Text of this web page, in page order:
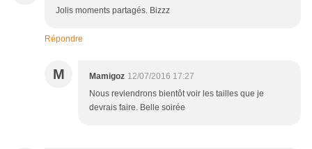
Jolis moments partagés. Bizzz
Répondre
M Mamigoz 12/07/2016 17:27
Nous reviendrons bientôt voir les tailles que je
devrais faire. Belle soirée